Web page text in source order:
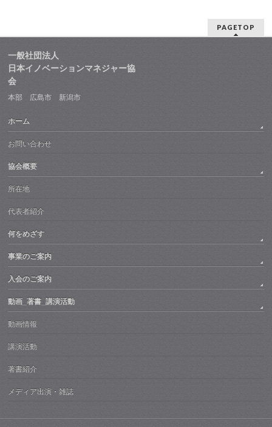
PAGETOP
一般社団法人
日本イノベーションマネジャー協
会
本部 広島市 新潟市
ホーム
お問い合わせ
協会概要
所在地
代表者紹介
何をめざす
事業のご案内
入会のご案内
動画_著書_講演活動
動画情報
講演活動
著書紹介
メディア出演・雑誌